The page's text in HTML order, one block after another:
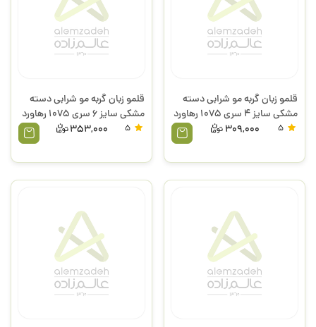
قلمو زبان گربه مو شرابی دسته
مشکی سایز 4 سری 1075 رهاورد
309,000
قلمو زبان گربه مو شرابی دسته
مشکی سایز 6 سری 1075 رهاورد
353,000